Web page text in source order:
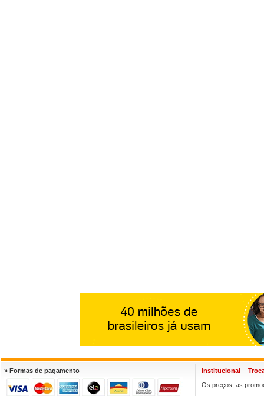
» Formas de pagamento Institucional
Os preços, as